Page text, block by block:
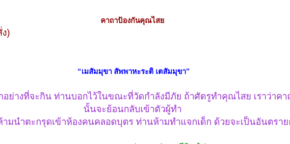
คาถาป้องกันคุณไสย
)
“เมสัมมุขา สัพพาหะระติ เตสัมมุขา”
อย่างที่จะกิน ท่านบอกไว้ในขณะที่วัดกำลังมีภัย ถ้าศัตรูทำคุณไสย เราว่าค
นั้นจะย้อนกลับเข้าตัวผู้ทำ
ามนำตะกรุดเข้าห้องคนคลอดบุตร ท่านห้ามทำแจกเด็ก ด้วยจะเป็นอันตราย